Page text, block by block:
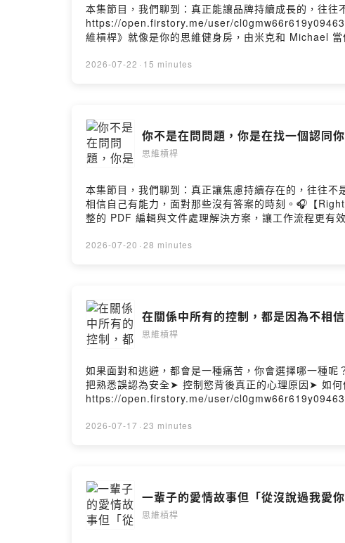
本集節目，我們聊到：真正能讓品牌持續成長的，往
https://open.firstory.me/user/
維槓桿》就像是你的思維健身房，由米克和 Michael
發現：啊，原來可以這樣想！）
2026-07-22 · 15 minutes
你不是在問問題，你是在找一個認同
思維槓桿
本集節目，我們聊到：真正讓焦慮持續存在的，往往
相信自己有能力，面對那些沒有答案的時刻。🎧【
整的 PDF 編輯與文件處理解決方案，讓工作流程更有
你對這一集的想法： https://open.firstory.me/user/
平台搜尋「思維槓桿」◯ Spotify ◯ Apple
@michael.money_tw◯ 米克 Instagram
Hosting
2026-07-20 · 28 minutes
在關係中所有的控制，都是因為不相
思維槓桿
如果面對和逃避，都會是一種痛苦，你會選擇哪一種
把熟悉誤認為安全➤ 控制慾背後真正的心理原因➤ 如何
https://open.firstory.me/user/
幸和小糾結。要相信，有時候換個想法，整個世界都不
2026-07-17 · 23 minutes
一輩子的愛情故事但「從沒說過我愛
思維槓桿